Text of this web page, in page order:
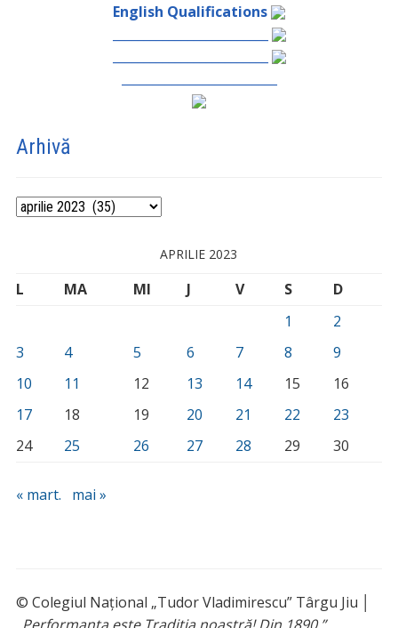
English Qualifications
Arhivă
Arhivă
APRILIE 2023
L MA MI J V S
D
1
2
3
4 5 6 7 8
9
10
11 12 13 14 15
16
17
18 19 20 21 22
23
24
25 26 27 28 29 30
« mart. mai »
© Colegiul Național „Tudor Vladimirescu” Târgu Jiu │